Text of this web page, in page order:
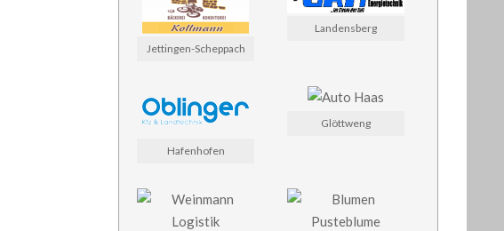
Jettingen-Scheppach
Landensberg
Hafenhofen
Glöttweng